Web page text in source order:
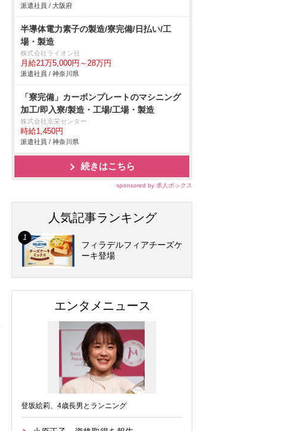
派遣社員 / 大阪府
半導体電力素子の製造/寮完備/日払い/工
場・製造
株式会社ライオン社
月給21万5,000円～28万円
派遣社員 / 神奈川県
「寮完備」カーボンプレートのマシニング
加工/即入寮/製造・工場/工場・製造
株式会社京栄センター
時給1,450円
派遣社員 / 神奈川県
続きはこちら
sponsored by 求人ボックス
人気記事ランキング
フィラデルフィアチーズケ
ーキ登場
エンタメニュース
登坂絵莉、4歳長男とランニング